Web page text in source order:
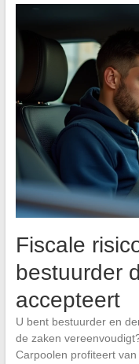
Fiscale
bestuurder
accepteert
U bent bestuurder en
de zaken
Carpoolen profiteert